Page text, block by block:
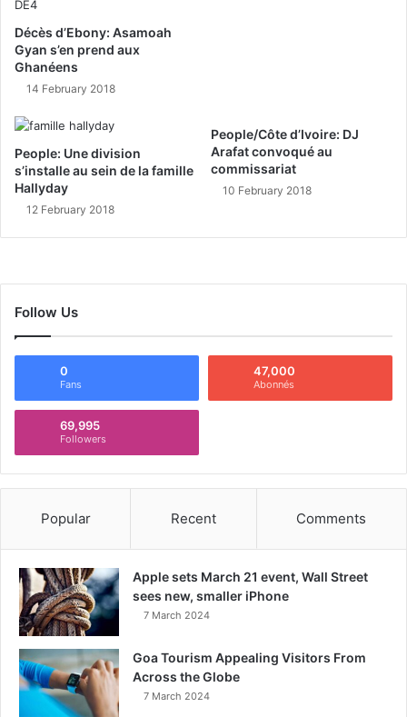
Décès d’Ebony: Asamoah
Gyan s’en prend aux
Ghanéens
14 February 2018
People: Une division
s’installe au sein de la famille
Hallyday
12 February 2018
People/Côte d’Ivoire: DJ
Arafat convoqué au
commissariat
10 February 2018
Follow Us
0
Fans
47,000
Abonnés
69,995
Followers
Popular Recent Comments
Apple sets March 21 event, Wall Street
sees new, smaller iPhone
7 March 2024
Goa Tourism Appealing Visitors From
Across the Globe
7 March 2024